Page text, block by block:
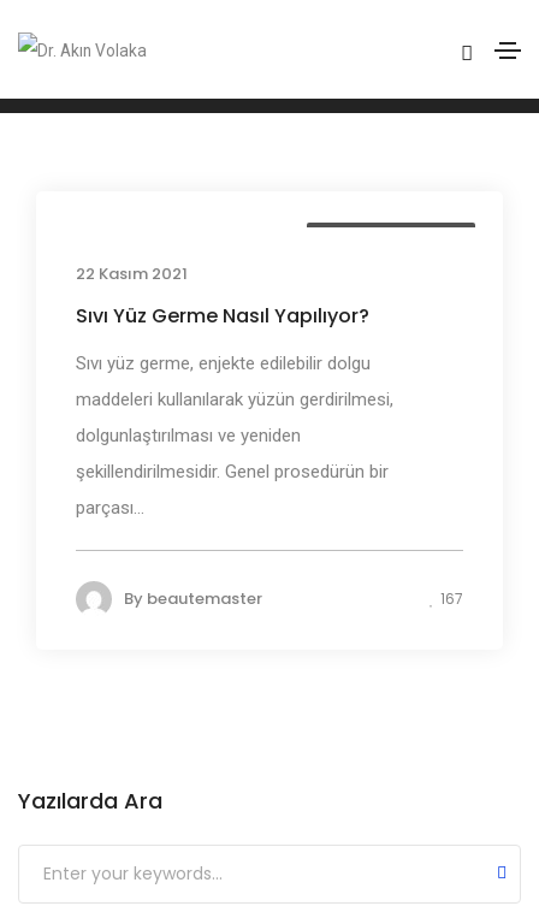
22 Kasım 2021
Sıvı Yüz Germe Nasıl Yapılıyor?
Sıvı yüz germe, enjekte edilebilir dolgu
maddeleri kullanılarak yüzün gerdirilmesi,
dolgunlaştırılması ve yeniden
şekillendirilmesidir. Genel prosedürün bir
parçası...
By beautemaster 167
Yazılarda Ara